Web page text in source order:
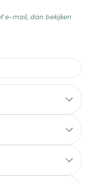
e-mail, dan bekijken